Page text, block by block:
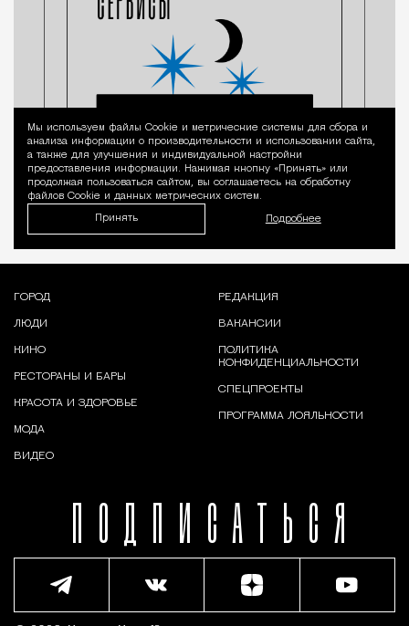
Уведомление
Мы используем файлы Сookie и метрические системы для сбора и
анализа информации о производительности и использовании сайта,
а также для улучшения и индивидуальной настройки
предоставления информации. Нажимая кнопку «Принять» или
продолжая пользоваться сайтом, вы соглашаетесь на обработку
файлов Cookie и данных метрических систем.
Принять Подробнее
ПОДПИСАТЬСЯ
ГОРОД
ЛЮДИ
КИНО
РЕСТОРАНЫ И БАРЫ
КРАСОТА И ЗДОРОВЬЕ
МОДА
ВИДЕО
РЕДАКЦИЯ
ВАКАНСИИ
ПОЛИТИКА
КОНФИДЕНЦИАЛЬНОСТИ
СПЕЦПРОЕКТЫ
ПРОГРАММА ЛОЯЛЬНОСТИ